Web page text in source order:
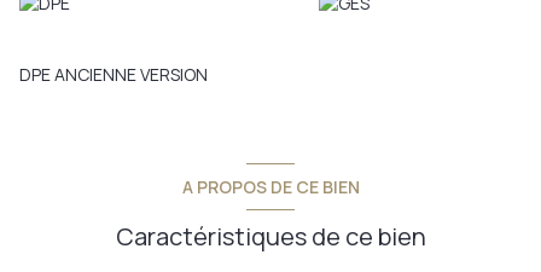
DPE ANCIENNE VERSION
A PROPOS DE CE BIEN
Caractéristiques de ce bien